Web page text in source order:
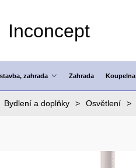
Inconcept
zahrada Zahrada Koupelna
Bydlení a doplňky Osvětlení